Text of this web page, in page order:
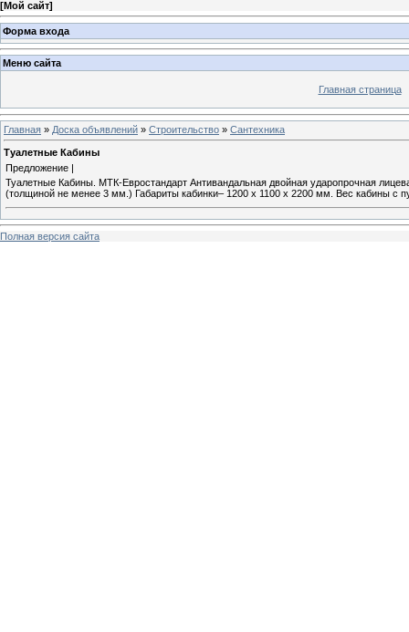
[Мой сайт]
Форма входа
Меню сайта
Главная страница
Главная » Доска объявлений » Строительство » Сантехника
Туалетные Кабины
Предложение |
Туалетные Кабины. МТК-Евростандарт Антивандальная двойная ударопрочная
(толщиной не менее 3 мм.) Габариты кабинки– 1200 х 1100 х 2200 мм. Вес кабины с
Полная версия сайта